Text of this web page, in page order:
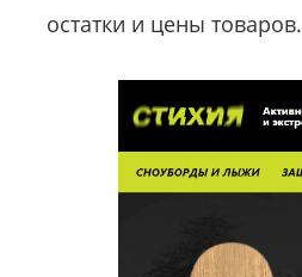
остатки и цены товаров.